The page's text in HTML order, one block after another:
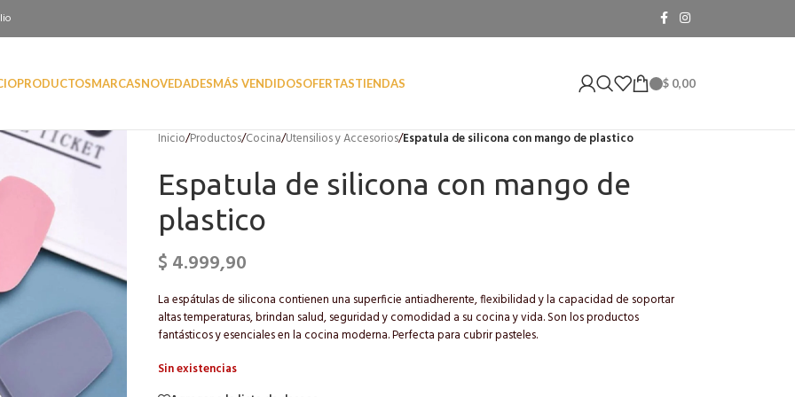
PRODUCTOSMARCASNOVEDADESMÁS VENDIDOSOFERTASTIENDAS $ 0,00
Inicio/Productos/Cocina/Utensilios y Accesorios/Espatula de silicona con mango de plastico
Espatula de silicona con mango de
plastico
$ 4.999,90
La espátulas de silicona contienen una superficie antiadherente, flexibilidad y la capacidad de soportar
altas temperaturas, brindan salud, seguridad y comodidad a su cocina y vida. Son los productos
fantásticos y esenciales en la cocina moderna. Perfecta para cubrir pasteles.
Sin existencias